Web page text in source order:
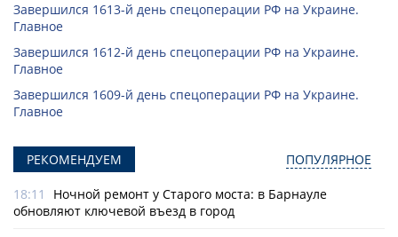
Завершился 1613-й день спецоперации РФ на Украине.
Главное
Завершился 1612-й день спецоперации РФ на Украине.
Главное
Завершился 1609-й день спецоперации РФ на Украине.
Главное
РЕКОМЕНДУЕМ ПОПУЛЯРНОЕ
18:11
Ночной ремонт у Старого моста: в Барнауле
обновляют ключевой въезд в город